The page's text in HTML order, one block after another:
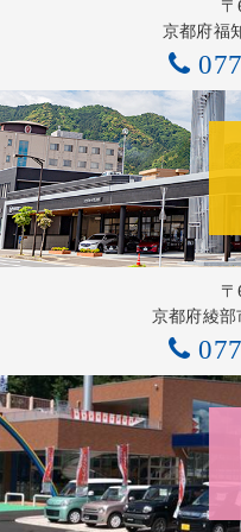
京都府福
京都府綾部